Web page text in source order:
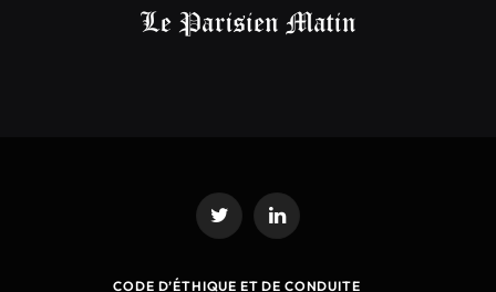
Twitter LinkedIn
CODE D’ÉTHIQUE ET DE CONDUITE